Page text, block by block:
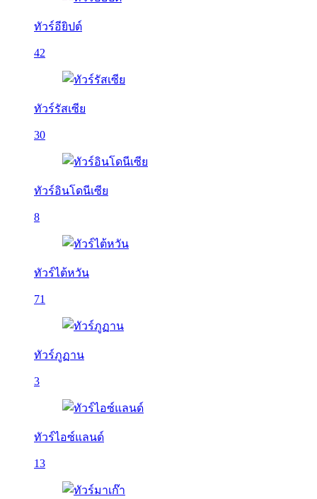
ทัวร์อียิปต์
42
ทัวร์รัสเซีย
30
ทัวร์อินโดนีเซีย
8
ทัวร์ไต้หวัน
71
ทัวร์ภูฏาน
3
ทัวร์ไอซ์แลนด์
13